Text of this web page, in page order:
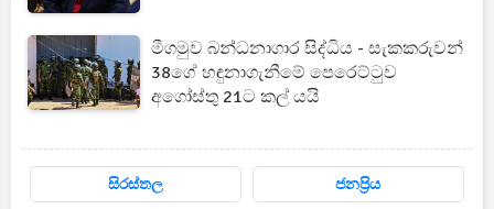
මීගමුව බන්ධනාගාර සිද්ධිය - සැකකරුවන්
38ගේ හඳුනාගැනීමේ පෙරෙට්ටුව
අගෝස්තු 21ට කල් යයි
සිරස්තල ජනප්‍රිය